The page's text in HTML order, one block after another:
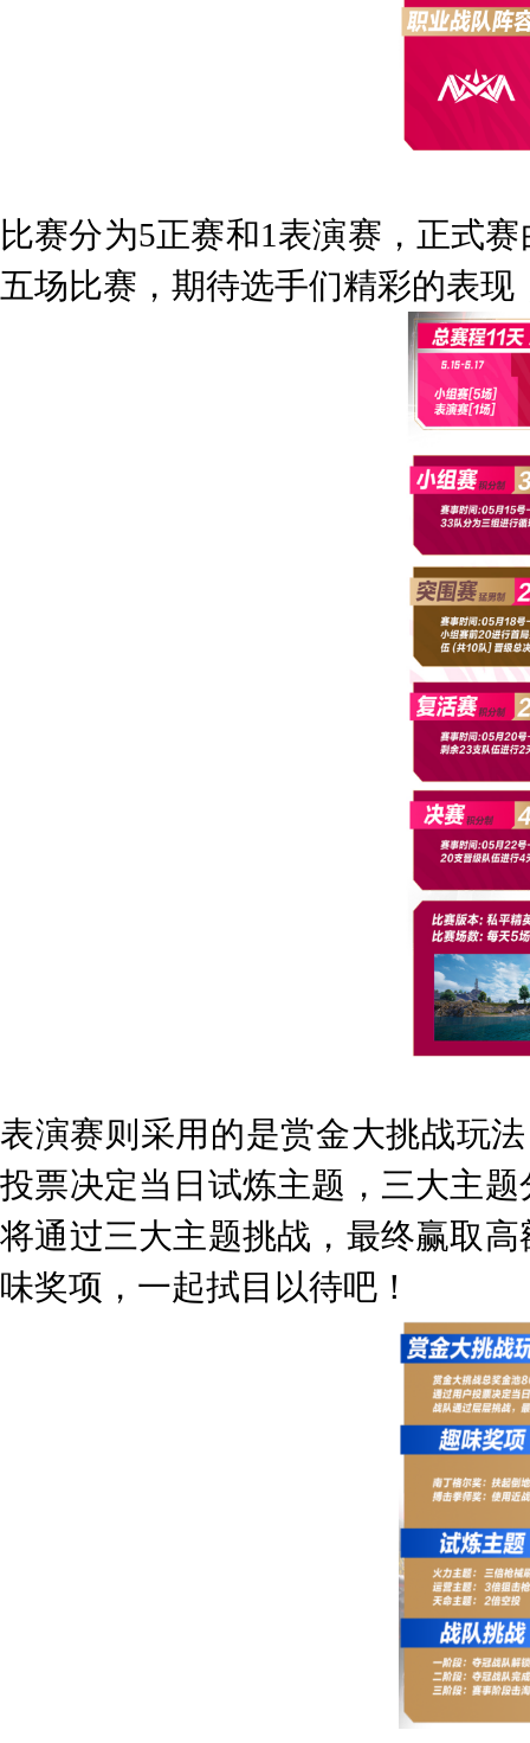
比赛分为5正赛和1表演赛 ， 正式赛
五场比赛 ， 期待选手们精彩的表现
表演赛则采用的是赏金大挑战玩
投票决定当日试炼主题，三大主
将通过三大主题挑战，最终赢取
味奖项，一起拭目以待吧！